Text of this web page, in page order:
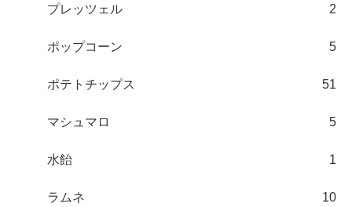
プレッツェル 2
ポップコーン 5
ポテトチップス 51
マシュマロ 5
水飴 1
ラムネ 10